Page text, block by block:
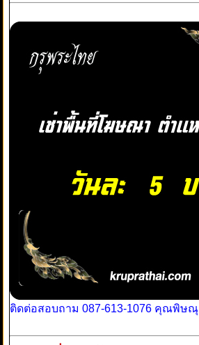
ติดต่อสอบถาม 087-613-1076 คุณพิษณุ